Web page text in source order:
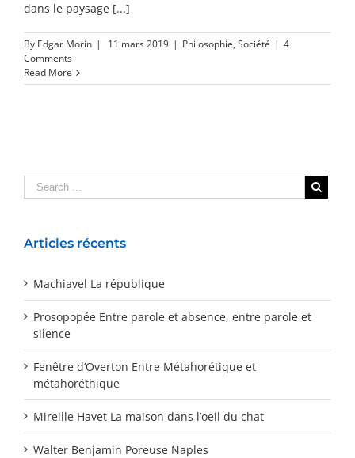
dans le paysage [...]
By Edgar Morin | 11 mars 2019 | Philosophie, Société | 4
Comments
Read More
Articles récents
Machiavel La république
Prosopopée Entre parole et absence, entre parole et
silence
Fenêtre d’Overton Entre Métahorétique et
métahoréthique
Mireille Havet La maison dans l’oeil du chat
Walter Benjamin Poreuse Naples